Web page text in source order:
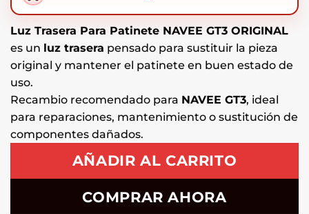
Luz Trasera Para Patinete NAVEE GT3 ORIGINAL
es un luz trasera pensado para sustituir la pieza
original y mantener el patinete en buen estado de
uso.
Recambio recomendado para NAVEE GT3, ideal
para reparaciones, mantenimiento o sustitución de
componentes dañados.
AÑADIR AL CARRITO
COMPRAR AHORA